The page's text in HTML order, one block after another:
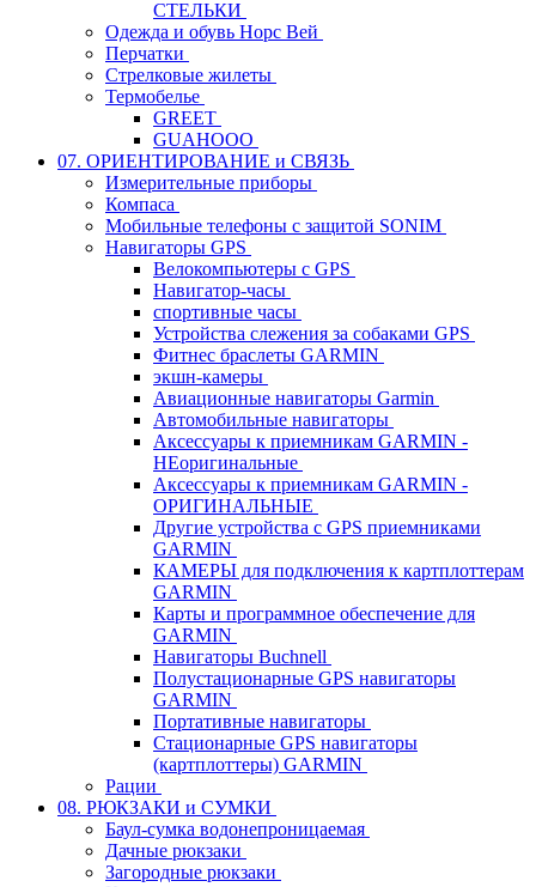
СТЕЛЬКИ
Одежда и обувь Норс Вей
Перчатки
Стрелковые жилеты
Термобелье
GREET
GUAHOOO
07. ОРИЕНТИРОВАНИЕ и СВЯЗЬ
Измерительные приборы
Компаса
Мобильные телефоны с защитой SONIM
Навигаторы GPS
Велокомпьютеры с GPS
Навигатор-часы
спортивные часы
Устройства слежения за собаками GPS
Фитнес браслеты GARMIN
экшн-камеры
Авиационные навигаторы Garmin
Автомобильные навигаторы
Аксессуары к приемникам GARMIN -
НЕоригинальные
Аксессуары к приемникам GARMIN -
ОРИГИНАЛЬНЫЕ
Другие устройства с GPS приемниками
GARMIN
КАМЕРЫ для подключения к картплоттерам
GARMIN
Карты и программное обеспечение для
GARMIN
Навигаторы Buchnell
Полустационарные GPS навигаторы
GARMIN
Портативные навигаторы
Стационарные GPS навигаторы
(картплоттеры) GARMIN
Рации
08. РЮКЗАКИ и СУМКИ
Баул-сумка водонепроницаемая
Дачные рюкзаки
Загородные рюкзаки